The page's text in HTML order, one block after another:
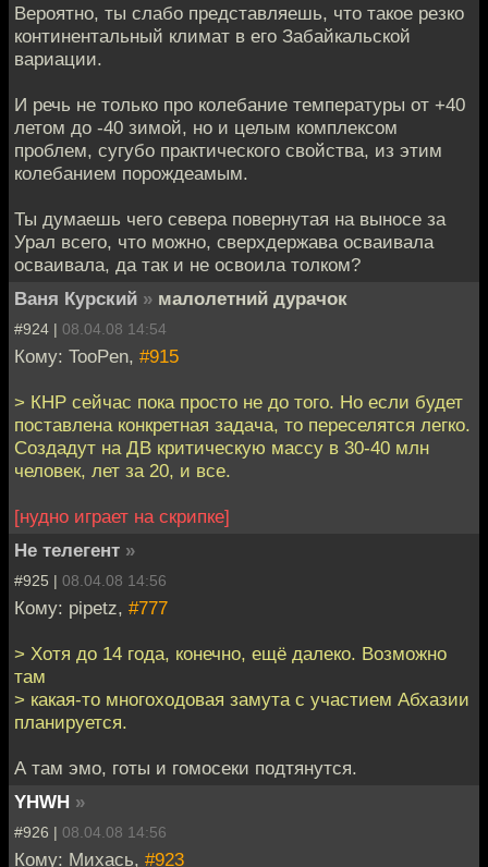
Вероятно, ты слабо представляешь, что такое резко
континентальный климат в его Забайкальской
вариации.
И речь не только про колебание температуры от +40
летом до -40 зимой, но и целым комплексом
проблем, сугубо практического свойства, из этим
колебанием порождеамым.
Ты думаешь чего севера повернутая на выносе за
Урал всего, что можно, сверхдержава осваивала
осваивала, да так и не освоила толком?
Ваня Курский » малолетний дурачок
#924 | 08.04.08 14:54
Кому: TooPen, #915
> КНР сейчас пока просто не до того. Но если будет
поставлена конкретная задача, то переселятся легко.
Создадут на ДВ критическую массу в 30-40 млн
человек, лет за 20, и все.
[нудно играет на скрипке]
Не телегент »
#925 | 08.04.08 14:56
Кому: pipetz, #777
> Хотя до 14 года, конечно, ещё далеко. Возможно
там
> какая-то многоходовая замута с участием Абхазии
планируется.
А там эмо, готы и гомосеки подтянутся.
YHWH »
#926 | 08.04.08 14:56
Кому: Михась, #923